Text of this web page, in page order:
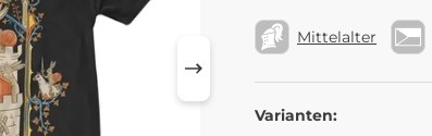
Mittelalter
Varianten: